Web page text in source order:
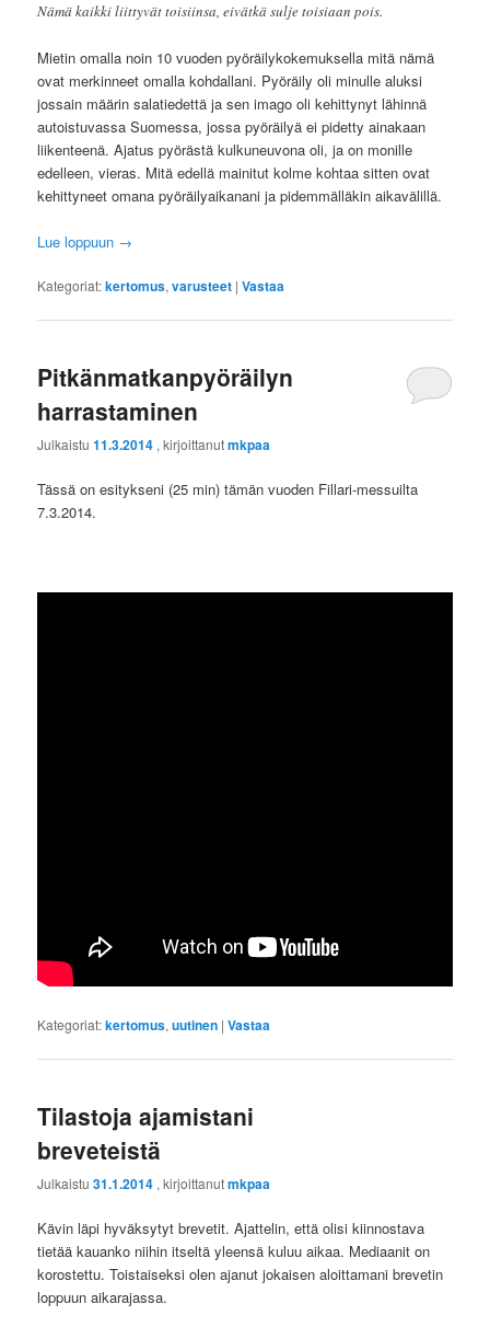
Nämä kaikki liittyvät toisiinsa, eivätkä sulje toisiaan pois.
Mietin omalla noin 10 vuoden pyöräilykokemuksella mitä nämä
ovat merkinneet omalla kohdallani. Pyöräily oli minulle aluksi
jossain määrin salatiedettä ja sen imago oli kehittynyt lähinnä
autoistuvassa Suomessa, jossa pyöräilyä ei pidetty ainakaan
liikenteenä. Ajatus pyörästä kulkuneuvona oli, ja on monille
edelleen, vieras. Mitä edellä mainitut kolme kohtaa sitten ovat
kehittyneet omana pyöräilyaikanani ja pidemmälläkin aikavälillä.
Lue loppuun →
Kategoriat:kertomus,varusteet |Vastaa
Pitkänmatkanpyöräilyn
harrastaminen
Julkaistu11.3.2014 , kirjoittanutmkpaa
Tässä on esitykseni (25 min) tämän vuoden Fillari-messuilta
7.3.2014.
Kategoriat:kertomus,uutinen |Vastaa
Tilastoja ajamistani
breveteistä
Julkaistu31.1.2014 , kirjoittanutmkpaa
Kävin läpi hyväksytyt brevetit. Ajattelin, että olisi kiinnostava
tietää kauanko niihin itseltä yleensä kuluu aikaa. Mediaanit on
korostettu. Toistaiseksi olen ajanut jokaisen aloittamani brevetin
loppuun aikarajassa.